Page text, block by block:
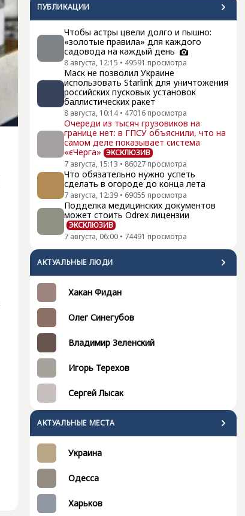
ПУБЛИКАЦИИ
Чтобы астры цвели долго и пышно:
«золотые правила» для каждого
садовода на каждый день
8 августа, 12:15 • 49591 просмотра
Маск не позволил Украине
использовать Starlink для уничтожения
российских пусковых установок
баллистических ракет
8 августа, 10:14 • 47016 просмотра
Очереди из тысяч грузовиков на
границе нет: в ГПСУ объяснили, что на
самом деле показывает система
«єЧерга» ЭКСКЛЮЗИВ
7 августа, 15:13 • 86027 просмотра
Что обязательно нужно успеть
сделать в огороде до конца лета
7 августа, 12:39 • 69055 просмотра
Подделка медицинских документов
может стоить Odrex лицензии
ЭКСКЛЮЗИВ
7 августа, 06:00 • 74491 просмотра
АКТУАЛЬНЫЕ ЛЮДИ
Хакан Фидан
Олег Синегубов
Владимир Зеленский
Игорь Терехов
Сергей Лысак
АКТУАЛЬНЫЕ МЕСТА
Украина
Одесса
Харьков